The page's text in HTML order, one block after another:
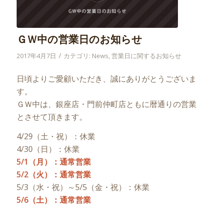
ＧＷ中の営業日のお知らせ
2017年4月7日 / カテゴリ: News,営業日に関するお知らせ
日頃よりご愛顧いただき、誠にありがとうございま
す。
ＧＷ中は、銀座店・門前仲町店ともに暦通りの営業
とさせて頂きます。
4/29（土・祝）：休業
4/30（日）：休業
5/1（月）：通常営業
5/2（火）：通常営業
5/3（水・祝）～5/5（金・祝）：休業
5/6（土）：通常営業